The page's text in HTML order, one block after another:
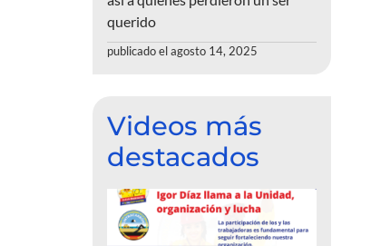
querido
publicado el agosto 14, 2025
Videos más
destacados